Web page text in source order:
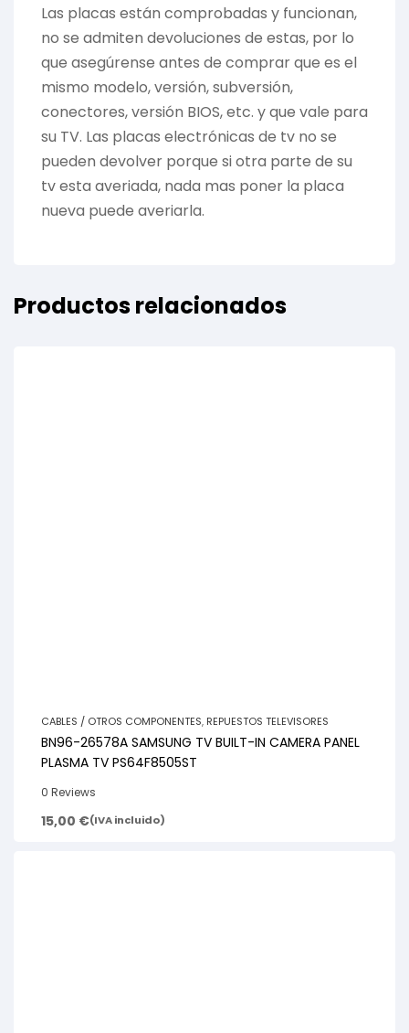
Las placas están comprobadas y funcionan,
no se admiten devoluciones de estas, por lo
que asegúrense antes de comprar que es el
mismo modelo, versión, subversión,
conectores, versión BIOS, etc. y que vale para
su TV. Las placas electrónicas de tv no se
pueden devolver porque si otra parte de su
tv esta averiada, nada mas poner la placa
nueva puede averiarla.
Productos relacionados
CABLES / OTROS COMPONENTES, REPUESTOS TELEVISORES
BN96-26578A SAMSUNG TV BUILT-IN CAMERA PANEL
PLASMA TV PS64F8505ST
0 Reviews
15,00 €(IVA incluido)